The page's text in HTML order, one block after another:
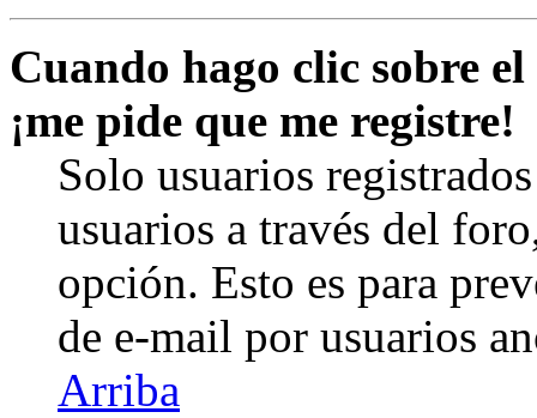
Cuando hago clic sobre
¡me pide que me registre!
Solo usuarios
usuarios a través del
opción. Esto es para
de e-mail por usuarios
Arriba